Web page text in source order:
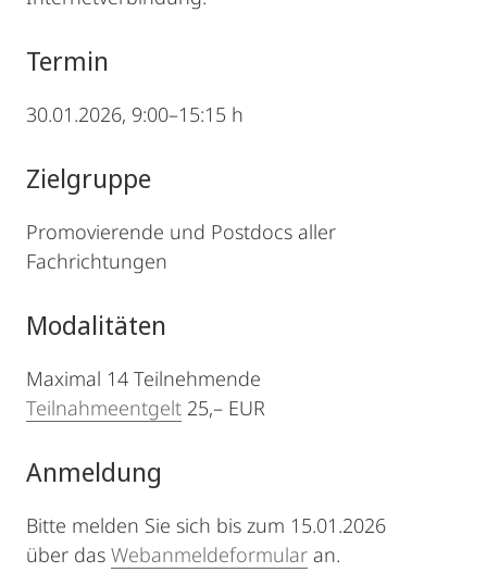
Termin
30.01.2026, 9:00–15:15 h
Zielgruppe
Promovierende und Postdocs aller
Fachrichtungen
Modalitäten
Maximal 14 Teilnehmende
Teilnahmeentgelt 25,– EUR
Anmeldung
Bitte melden Sie sich bis zum 15.01.2026
über das Webanmeldeformular an.